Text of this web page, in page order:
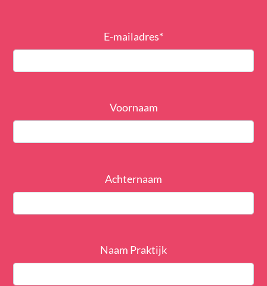
E-mailadres*
Voornaam
Achternaam
Naam Praktijk